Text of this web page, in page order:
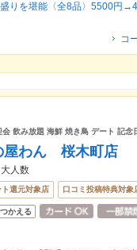
りを堪能〈全8品〉5500円
コ
飲み放題 海鮮 焼き鳥 デート 記念
屋わん 桜木町店
大人数
ト還元対象店 口コミ投稿特典対象
かえる